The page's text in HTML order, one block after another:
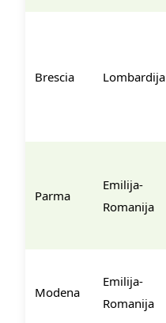
Brescia Lombardija
Parma
Emilija-
Romanija
Modena
Emilija-
Romanija